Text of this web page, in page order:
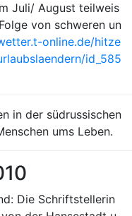
Juli/ August teilweis
von schweren un
online.de/hitze
id_585
in der südrussischen
ums Leben.
Die Schriftstellerin